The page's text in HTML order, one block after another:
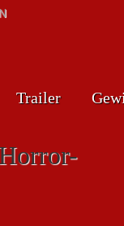
Trailer